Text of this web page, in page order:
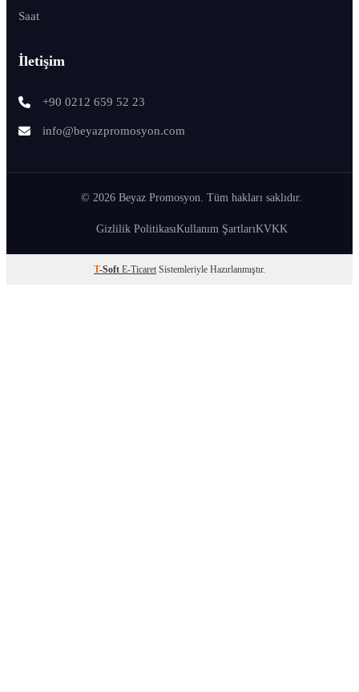
Saat
İletişim
+90 0212 659 52 23
info@beyazpromosyon.com
© 2026 Beyaz Promosyon. Tüm hakları saklıdır.
Gizlilik PolitikasıKullanım ŞartlarıKVKK
T-Soft E-Ticaret Sistemleriyle Hazırlanmıştır.